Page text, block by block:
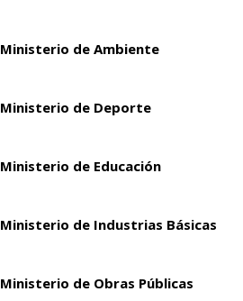
Ministerio de Ambiente
Ministerio de Deporte
Ministerio de Educación
Ministerio de Industrias Básicas
Ministerio de Obras Públicas